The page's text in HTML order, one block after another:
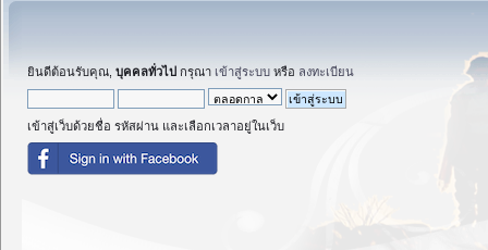
ยินดีต้อนรับคุณ, บุคคลทั่วไป กรุณา เข้าสู่ระบบ หรือ ลงทะเบียน
เข้าสู่เว็บด้วยชื่อ รหัสผ่าน และเลือกเวลาอยู่ในเว็บ